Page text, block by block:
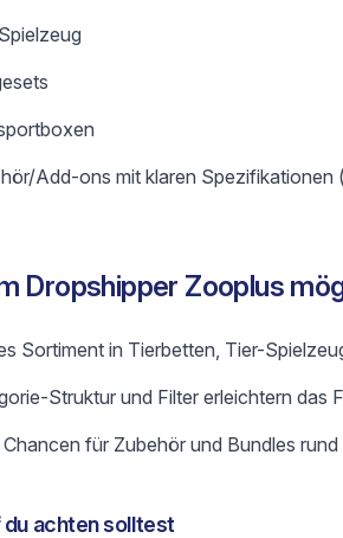
Add-ons mit klaren Spezifikationen
Dropshipper Zooplus
Sortiment in Tierbetten, Tier-
Struktur und Filter erleichtern das
für Zubehör und Bundles rund
achten solltest